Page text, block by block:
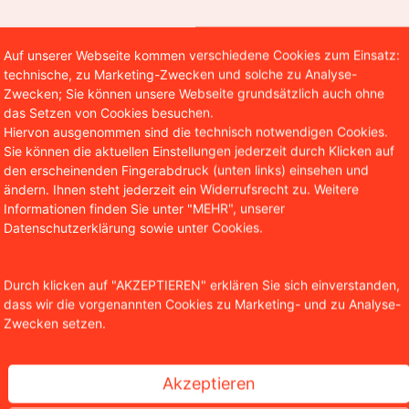
Millionen Nutzerdaten möglicherweise
Auf unserer Webseite kommen verschiedene Cookies zum Einsatz:
technische, zu Marketing-Zwecken und solche zu Analyse-
Zwecken; Sie können unsere Webseite grundsätzlich auch ohne
das Setzen von Cookies besuchen.
Hiervon ausgenommen sind die technisch notwendigen Cookies.
Sie können die aktuellen Einstellungen jederzeit durch Klicken auf
den erscheinenden Fingerabdruck (unten links) einsehen und
ändern. Ihnen steht jederzeit ein Widerrufsrecht zu. Weitere
Informationen finden Sie unter "MEHR", unserer
Datenschutzerklärung sowie unter Cookies.
Durch klicken auf "AKZEPTIEREN" erklären Sie sich einverstanden,
dass wir die vorgenannten Cookies zu Marketing- und zu Analyse-
Zwecken setzen.
Akzeptieren